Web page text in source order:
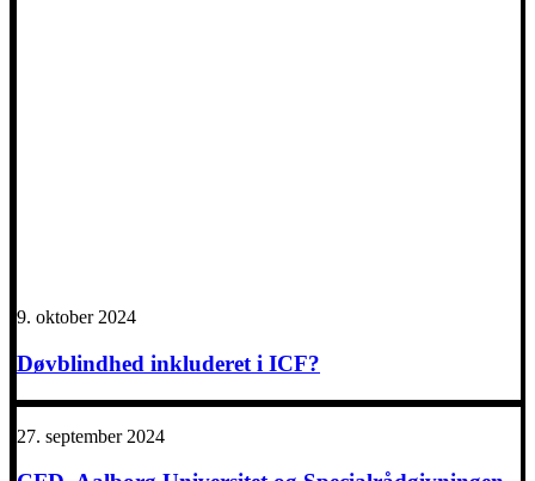
9. oktober 2024
Døvblindhed inkluderet i ICF?
27. september 2024